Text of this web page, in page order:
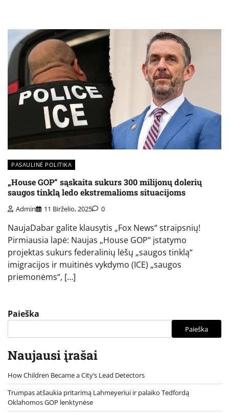
PASAULINĖ POLITIKA
„House GOP“ sąskaita sukurs 300 milijonų dolerių
saugos tinklą ledo ekstremalioms situacijoms
Admin 11 Birželio, 2025 0
NaujaDabar galite klausytis „Fox News“ straipsnių!
Pirmiausia lapė: Naujas „House GOP“ įstatymo
projektas sukurs federalinių lėšų „saugos tinklą“
imigracijos ir muitinės vykdymo (ICE) „saugos
priemonėms“, […]
Paieška
Paieška
Naujausi įrašai
How Children Became a City’s Lead Detectors
Trumpas atšaukia pritarimą Lahmeyeriui ir palaiko Tedfordą
Oklahomos GOP lenktynėse